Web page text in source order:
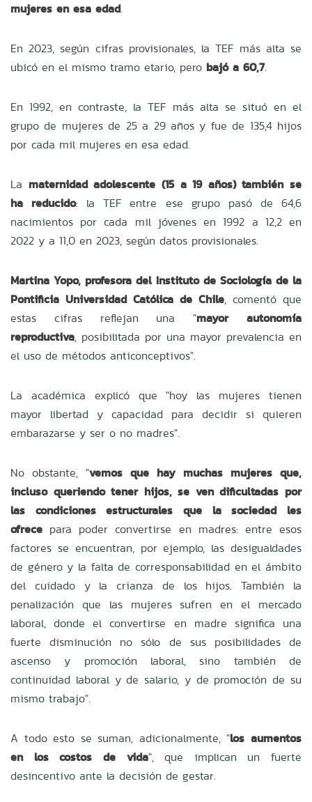
mujeres en esa edad.
En 2023, según cifras provisionales, la TEF más alta se
ubicó en el mismo tramo etario, pero bajó a 60,7.
En 1992, en contraste, la TEF más alta se situó en el
grupo de mujeres de 25 a 29 años y fue de 135,4 hijos
por cada mil mujeres en esa edad.
La maternidad adolescente (15 a 19 años) también se
ha reducido: la TEF entre ese grupo pasó de 64,6
nacimientos por cada mil jóvenes en 1992 a 12,2 en
2022 y a 11,0 en 2023, según datos provisionales.
Martina Yopo, profesora del Instituto de Sociología de la
Pontificia Universidad Católica de Chile, comentó que
estas cifras reflejan una "mayor autonomía
reproductiva, posibilitada por una mayor prevalencia en
el uso de métodos anticonceptivos".
La académica explicó que "hoy las mujeres tienen
mayor libertad y capacidad para decidir si quieren
embarazarse y ser o no madres".
No obstante, "vemos que hay muchas mujeres que,
incluso queriendo tener hijos, se ven dificultadas por
las condiciones estructurales que la sociedad les
ofrece para poder convertirse en madres: entre esos
factores se encuentran, por ejemplo, las desigualdades
de género y la falta de corresponsabilidad en el ámbito
del cuidado y la crianza de los hijos. También la
penalización que las mujeres sufren en el mercado
laboral, donde el convertirse en madre significa una
fuerte disminución no sólo de sus posibilidades de
ascenso y promoción laboral, sino también de
continuidad laboral y de salario, y de promoción de su
mismo trabajo".
A todo esto se suman, adicionalmente, "los aumentos
en los costos de vida", que implican un fuerte
desincentivo ante la decisión de gestar.